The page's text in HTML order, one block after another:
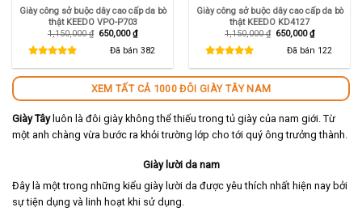
Giày công sở buộc dây cao cấp da bò
thật KEEDO VPO-P703
1,150,000₫ Giá
650,000₫Giá
hiện
tại
Đã bán 382
Giày công sở buộc dây cao cấp da bò
thật KEEDO KD4127
1,150,000₫ Giá
650,000₫Giá
hiện
tại
Đã bán 122
XEM TẤT CẢ 1000 ĐÔI GIÀY TÂY NAM
Giày Tâyluôn là đôi giày không thể thiếu trong tủ giày của nam giới. Từ
một anh chàng vừa bước ra khỏi trường lớp cho tới quý ông trưởng thành.
Giày lười da nam
Đây là một trong những kiểu giày lười da được yêu thích nhất hiện nay bởi
sự tiện dụng và linh hoạt khi sử dụng.